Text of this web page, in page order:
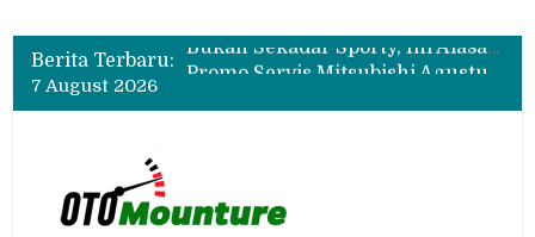
Berita Terbaru:
Bukan Sekadar Sporty, Ini Alasan Suzuki Fronx SGX Hybrid Kuro Layak Dilirik
Promo Servis Mitsubishi Agustus 2026, Ada Diskon ESP dan Bodi & Cat Kilau Merdeka
Bukan Sekadar Sporty, Ini Alasan Suzuki Fronx SGX Hybrid Kuro Layak Dilirik
7 August 2026